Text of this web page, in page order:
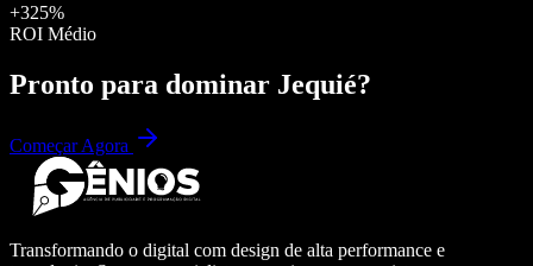
+325%
ROI Médio
Pronto para dominar Jequié?
Começar Agora
Transformando o digital com design de alta performance e